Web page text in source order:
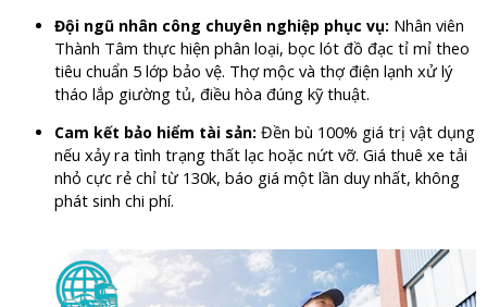
Đội ngũ nhân công chuyên nghiệp phục vụ: Nhân viên
Thành Tâm thực hiện phân loại, bọc lót đồ đạc tỉ mỉ theo
tiêu chuẩn 5 lớp bảo vệ. Thợ mộc và thợ điện lạnh xử lý
tháo lắp giường tủ, điều hòa đúng kỹ thuật.
Cam kết bảo hiểm tài sản: Đền bù 100% giá trị vật dụng
nếu xảy ra tình trạng thất lạc hoặc nứt vỡ. Giá thuê xe tải
nhỏ cực rẻ chỉ từ 130k, báo giá một lần duy nhất, không
phát sinh chi phí.